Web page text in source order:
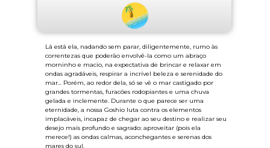
Lá está ela, nadando sem parar, diligentemente, rumo às
correntezas que poderão envolvê-la como um abraço
morninho e macio, na expectativa de brincar e relaxar em
ondas agradáveis, respirar a incrível beleza e serenidade do
mar... Porém, ao redor dela, só se vê o mar castigado por
grandes tormentas, furacões rodopiantes e uma chuva
gelada e inclemente. Durante o que parece ser uma
eternidade, a nossa Goshio luta contra os elementos
implacáveis, incapaz de chegar ao seu destino e realizar seu
desejo mais profundo e sagrado: aproveitar (pois ela
merece!) as ondas calmas, aconchegantes e serenas dos
mares do sul.